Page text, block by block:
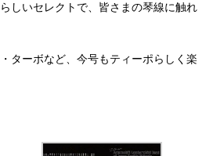
しいセレクトで、皆さまの琴線に触れ
ターボなど、今号もティーポらしく楽